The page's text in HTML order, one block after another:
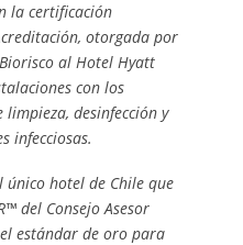
la certificación
otorgada por
al Hotel Hyatt
con los
desinfección y
infecciosas.
único hotel de Chile que
del Consejo Asesor
estándar de oro para